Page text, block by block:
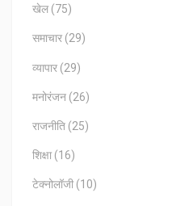
खेल (75)
समाचार (29)
व्यापार (29)
मनोरंजन (26)
राजनीति (25)
शिक्षा (16)
टेक्नोलॉजी (10)